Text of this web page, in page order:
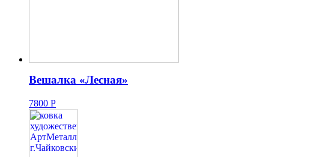
Вешалка «Лесная»
7800 Р